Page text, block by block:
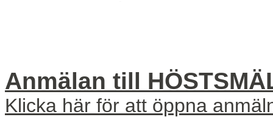
Anmälan till
Klicka här för att öppna